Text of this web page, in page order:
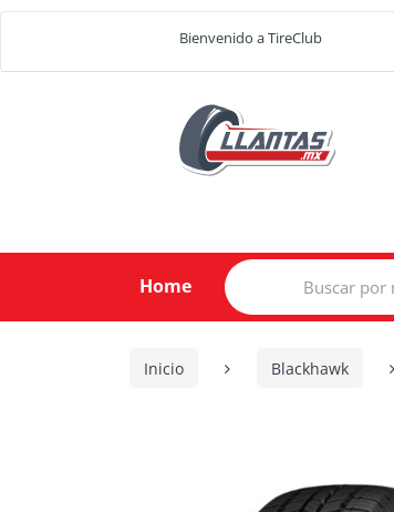
Bienvenido a TireClub
Home
Search
for:
Inicio Blackhawk